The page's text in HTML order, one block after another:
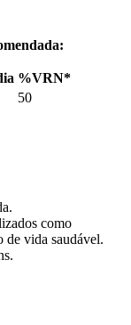
%VRN*
50
como
de vida saudável.